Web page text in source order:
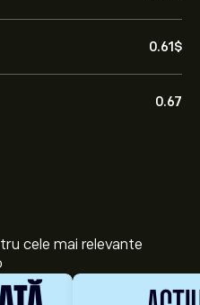
0.61‎$‎
0.67
cele mai relevante